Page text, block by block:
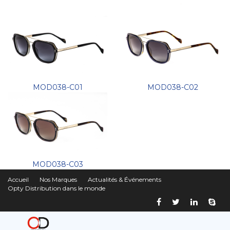
MOD038-C01 MOD038-C02
MOD038-C03
Accueil Nos Marques
Actualités & Événements
Opty Distribution dans le monde